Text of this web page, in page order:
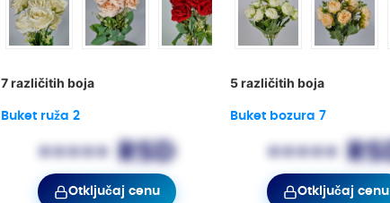
7 različitih boja
Buket ruža 2
••••• RSD
Otključaj cenu
5 različitih boja
Buket bozura 7
•••••
Otključaj cenu